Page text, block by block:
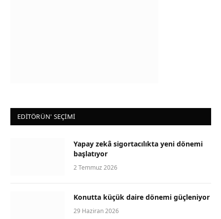
EDİTÖRÜN' SEÇİMİ
Yapay zekâ sigortacılıkta yeni dönemi
başlatıyor
2 Temmuz 2026
Konutta küçük daire dönemi güçleniyor
29 Haziran 2026